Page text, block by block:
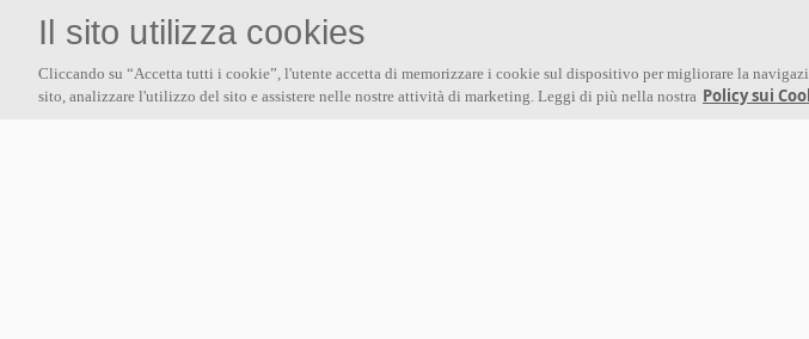
Il sito utilizza cookies
Cliccando su “Accetta tutti i cookie”, l'utente accetta di memorizzare i cookie sul dispositivo per migliorare la
sito, analizzare l'utilizzo del sito e assistere nelle nostre attività di marketing. Leggi di più nella nostra Policy sui